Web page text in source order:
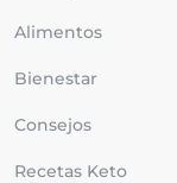
Alimentos
Bienestar
Consejos
Recetas Keto